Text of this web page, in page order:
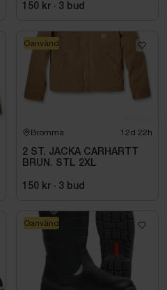
SVART. STL 42
150 kr · 3 bud
Bromma 12d 22h
2 ST. JACKA CARHARTT
BRUN. STL 2XL
150 kr · 3 bud
Oanvänd
Oanvänd